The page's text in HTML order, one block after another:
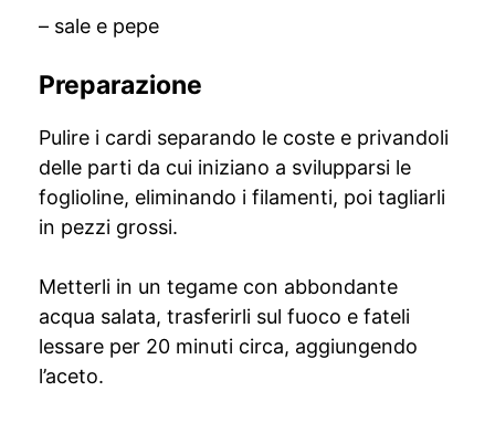
– sale e pepe
Preparazione
Pulire i cardi separando le coste e privandoli
delle parti da cui iniziano a svilupparsi le
foglioline, eliminando i filamenti, poi tagliarli
in pezzi grossi.
Metterli in un tegame con abbondante
acqua salata, trasferirli sul fuoco e fateli
lessare per 20 minuti circa, aggiungendo
l’aceto.